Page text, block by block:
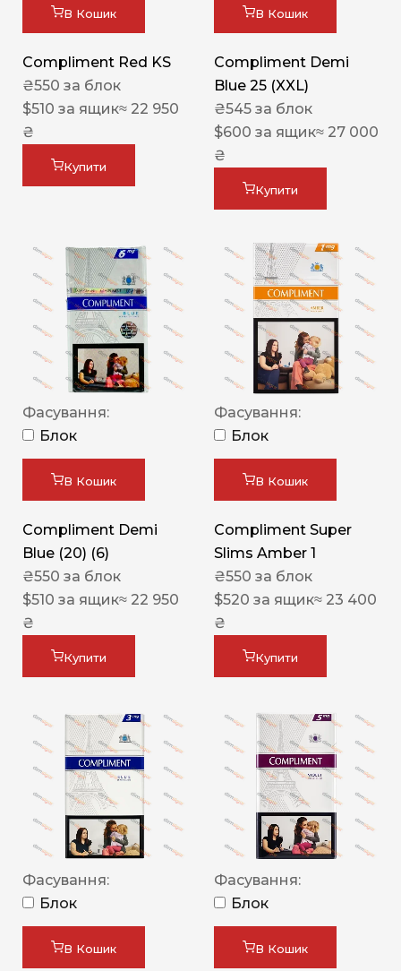
В Кошик
Compliment Red KS
₴550 за блок
$510 за ящик≈ 22 950
₴
Купити
В Кошик
Compliment Demi
Blue 25 (XXL)
₴545 за блок
$600 за ящик≈ 27 000
₴
Купити
Фасування:
Блок
В Кошик
Compliment Demi
Blue (20) (6)
₴550 за блок
$510 за ящик≈ 22 950
₴
Купити
Фасування:
Блок
В Кошик
Compliment Super
Slims Amber 1
₴550 за блок
$520 за ящик≈ 23 400
₴
Купити
Фасування:
Блок
В Кошик
Фасування:
Блок
В Кошик